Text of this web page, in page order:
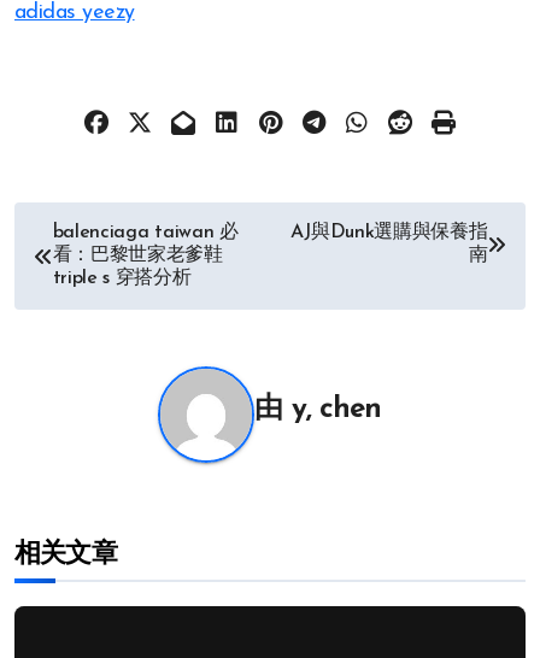
adidas yeezy
balenciaga taiwan 必
看：巴黎世家老爹鞋
triple s 穿搭分析
AJ與Dunk選購與保養指
南
由 y, chen
相关文章